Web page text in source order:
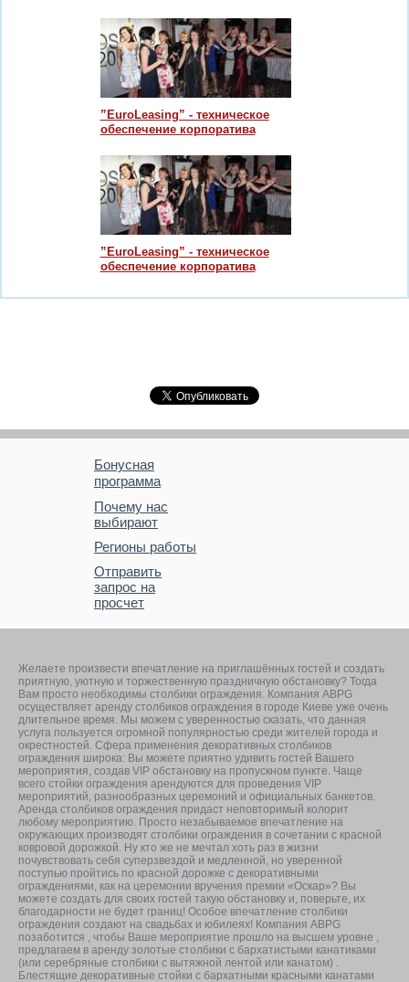
”EuroLeasing” - техническое
обеспечение корпоратива
”EuroLeasing” - техническое
обеспечение корпоратива
Бонусная
программа
Почему нас
выбирают
Регионы работы
Отправить
запрос на
просчет
Желаете произвести впечатление на приглашённых гостей и создать
приятную, уютную и торжественную праздничную обстановку? Тогда
Вам просто необходимы столбики ограждения. Компания ABPG
осуществляет аренду столбиков ограждения в городе Киеве уже очень
длительное время. Мы можем с уверенностью сказать, что данная
услуга пользуется огромной популярностью среди жителей города и
окрестностей. Сфера применения декоративных столбиков
ограждения широка: Вы можете приятно удивить гостей Вашего
мероприятия, создав VIP обстановку на пропускном пункте. Чаще
всего стойки ограждения арендуются для проведения VIP
мероприятий, разнообразных церемоний и официальных банкетов.
Аренда столбиков ограждения придаст неповторимый колорит
любому мероприятию. Просто незабываемое впечатление на
окружающих производят столбики ограждения в сочетании с красной
ковровой дорожкой. Ну кто же не мечтал хоть раз в жизни
почувствовать себя суперзвездой и медленной, но уверенной
поступью пройтись по красной дорожке с декоративными
ограждениями, как на церемонии вручения премии «Оскар»? Вы
можете создать для своих гостей такую обстановку и, поверьте, их
благодарности не будет границ! Особое впечатление столбики
ограждения создают на свадьбах и юбилеях! Компания ABPG
позаботится , чтобы Ваше мероприятие прошло на высшем уровне ,
предлагаем в аренду золотые столбики с бархатистыми канатиками
(или серебряные столбики с вытяжной лентой или канатом) .
Блестящие декоративные стойки с бархатными красными канатами